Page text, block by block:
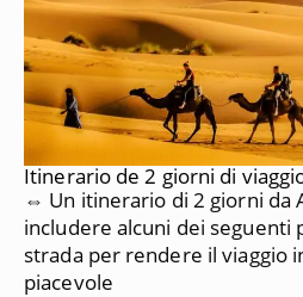
Itinerario de 2 giorni di
⇔ Un itinerario di 2 giorni da
includere alcuni dei seguenti
strada per rendere il viaggio
piacevole